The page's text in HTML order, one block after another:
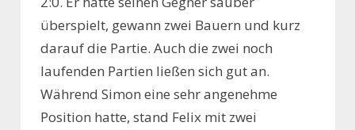
überspielt, gewann zwei Bauern und kurz
darauf die Partie. Auch die zwei noch
laufenden Partien ließen sich gut an.
Während Simon eine sehr angenehme
Position hatte, stand Felix mit zwei